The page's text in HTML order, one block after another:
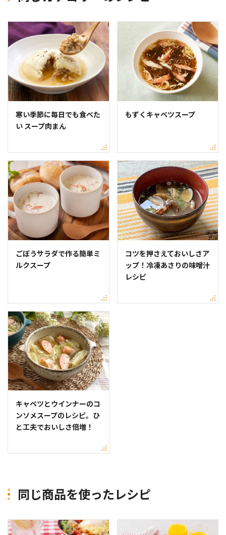
寒い季節に毎日でも食べた
い スープ肉まん
もずくキャベツスープ
ごぼうサラダで作る簡単ミ
ルクスープ
コツを押さえておいしさア
ップ！冷凍あさりの味噌汁
レシピ
キャベツとウインナーのコ
ンソメスープのレシピ。ひ
と工夫でおいしさ倍増！
同じ商品を使ったレシピ